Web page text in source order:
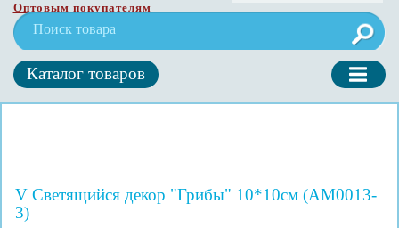
Оптовым покупателям
Каталог товаров
V Светящийся декор "Грибы" 10*10см (AM0013-
3)